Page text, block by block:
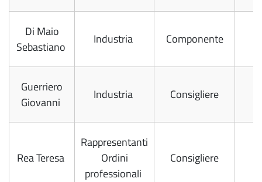
Di Maio
Sebastiano
Industria Componente
Guerriero
Giovanni
Industria Consigliere
Rea Teresa
Rappresentanti
Ordini
professionali
Consigliere